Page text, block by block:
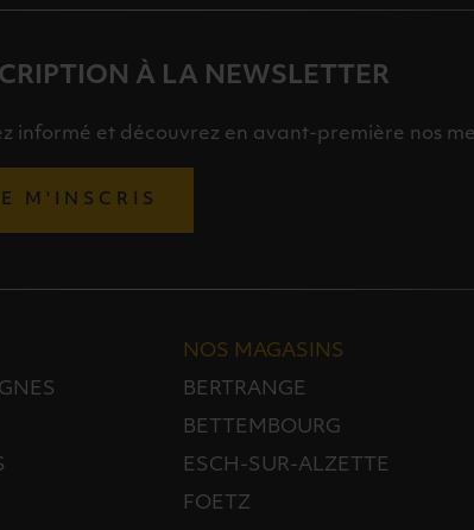
À LA NEWSLETTER
informé et découvrez en avant-première nos
M'INSCRIS
NOS MAGASINS
BERTRANGE
BETTEMBOURG
ESCH-SUR-ALZETTE
FOETZ